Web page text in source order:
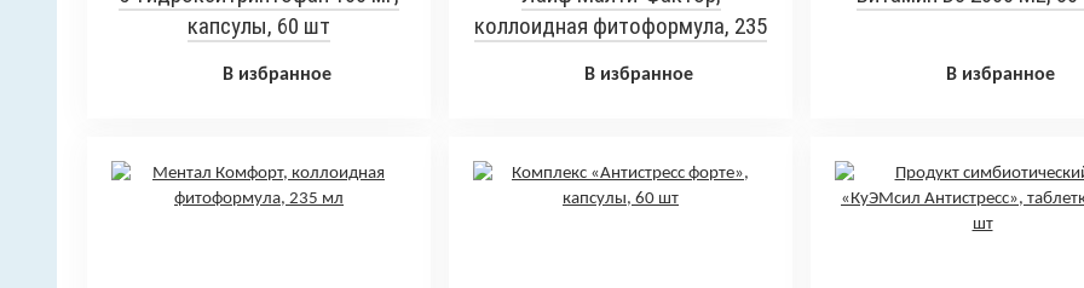
капсулы, 60 шт
В избранное
коллоидная фитоформула, 235
В избранное В избранное